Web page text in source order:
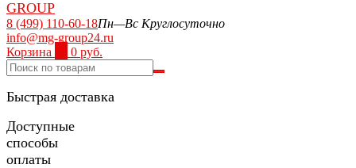
8 (499) 110-60-18Пн—Вс Круглосуточно
info@mg-group24.ru
Корзина
0 руб.
Быстрая доставка
Доступные
способы
оплаты